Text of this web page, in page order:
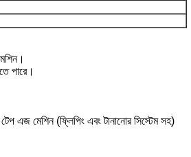
পারে।
এজ মেশিন (ফ্লিপিং এবং টানানোর সিস্টেম সহ)